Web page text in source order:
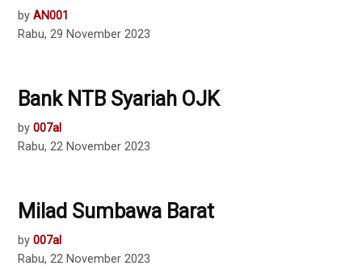
by AN001
Rabu, 29 November 2023
Bank NTB Syariah OJK
by 007al
Rabu, 22 November 2023
Milad Sumbawa Barat
by 007al
Rabu, 22 November 2023